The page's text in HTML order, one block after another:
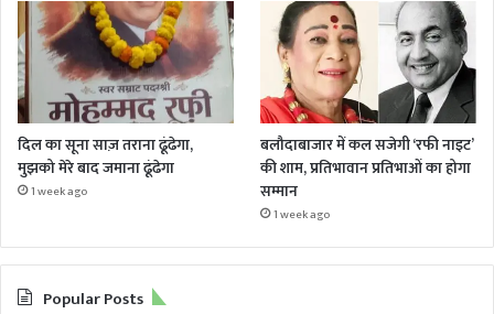
दिल का सूना साज़ तराना ढूंढेगा,
मुझको मेरे बाद जमाना ढूंढेगा
1 week ago
बलौदाबाजार में कल सजेगी ‘रफी नाइट’
की शाम, प्रतिभावान प्रतिभाओं का होगा
सम्मान
1 week ago
Popular Posts